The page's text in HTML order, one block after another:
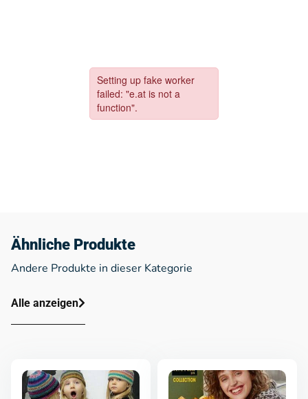
Ähnliche Produkte
Andere Produkte in dieser Kategorie
Alle anzeigen